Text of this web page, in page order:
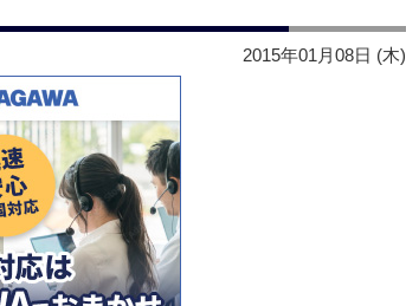
2015年01月08日 (木)